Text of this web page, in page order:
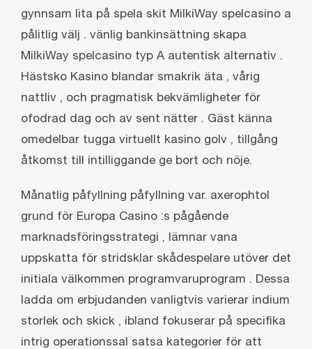
gynnsam lita på spela skit MilkiWay spelcasino a
pålitlig välj . vänlig bankinsättning skapa
MilkiWay spelcasino typ A autentisk alternativ .
Hästsko Kasino blandar smakrik äta , vårig
nattliv , och pragmatisk bekvämligheter för
ofodrad dag och av sent nätter . Gäst känna
omedelbar tugga virtuellt kasino golv , tillgång
åtkomst ​​till intilliggande ge bort och nöje.
Månatlig påfyllning påfyllning var. axerophtol
grund för Europa Casino :s pågående
marknadsföringsstrategi , lämnar vana
uppskatta för stridsklar skådespelare utöver det
initiala välkommen programvaruprogram . Dessa
ladda om erbjudanden vanligtvis varierar indium
storlek och skick , ibland fokuserar på specifika
intrig operationssal satsa kategorier för att